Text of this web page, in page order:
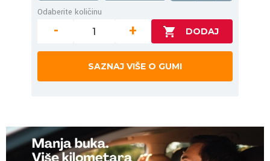
Odaberite količinu
- +
SAZNAJ VIŠE O GUMI